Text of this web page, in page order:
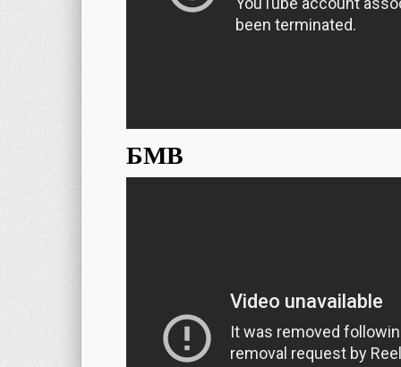
БМВ